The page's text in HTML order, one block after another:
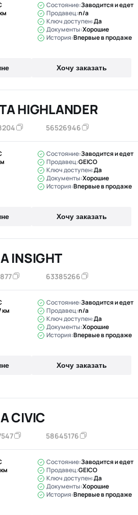
Состояние:Заводится и едет
Продавец:n/a
Ключ доступен:Да
Документы:Хорошие
История:Впервые в продаже
Хочу заказать
HIGHLANDER
56526946
Состояние:Заводится и едет
Продавец:GEICO
Ключ доступен:Да
Документы:Хорошие
История:Впервые в продаже
Хочу заказать
INSIGHT
63385266
км
Состояние:Заводится и едет
Продавец:n/a
Ключ доступен:Да
Документы:Хорошие
История:Впервые в продаже
Хочу заказать
CIVIC
58645176
Состояние:Заводится и едет
Продавец:GEICO
Ключ доступен:Да
Документы:Хорошие
История:Впервые в продаже